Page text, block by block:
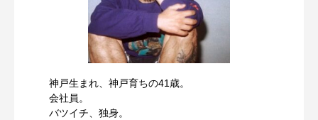
神戸生まれ、神戸育ちの41歳。
会社員。
バツイチ、独身。